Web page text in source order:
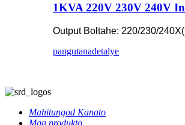
1KVA 220V 230V 240V
Output Boltahe: 220/230/
pangutanadetalye
Mahitungod Kanato
Mga produkto